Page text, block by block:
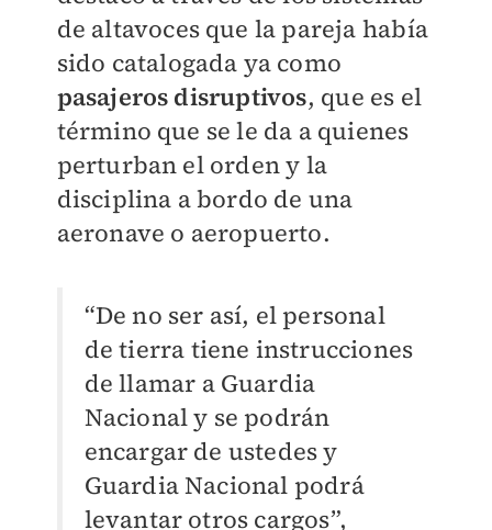
de altavoces que la pareja había
sido catalogada ya como
pasajeros disruptivos, que es el
término que se le da a quienes
perturban el orden y la
disciplina a bordo de una
aeronave o aeropuerto.
“De no ser así, el personal
de tierra tiene instrucciones
de llamar a Guardia
Nacional y se podrán
encargar de ustedes y
Guardia Nacional podrá
levantar otros cargos”,